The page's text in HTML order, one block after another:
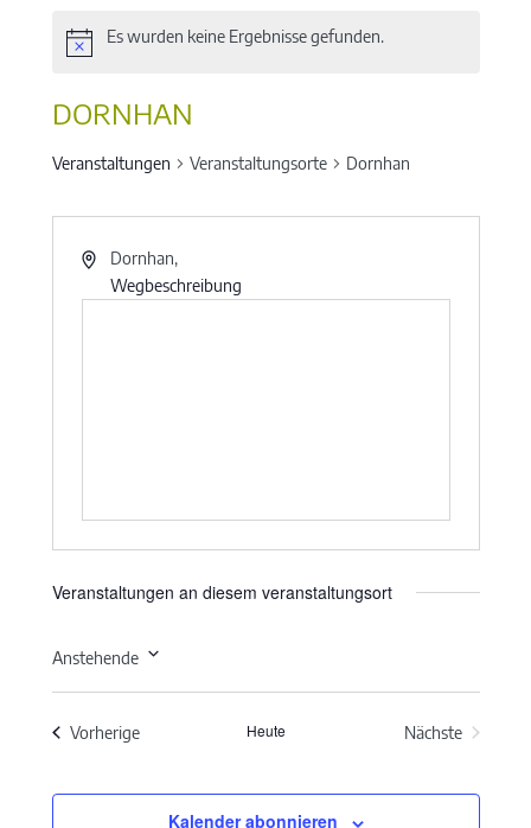
Es wurden keine Ergebnisse gefunden.
DORNHAN
Veranstaltungen Veranstaltungsorte Dornhan
Dornhan,
Wegbeschreibung
Veranstaltungen an diesem veranstaltungsort
Anstehende
VorherigeVeranstaltungenHeute
Nächste
Kalender abonnieren